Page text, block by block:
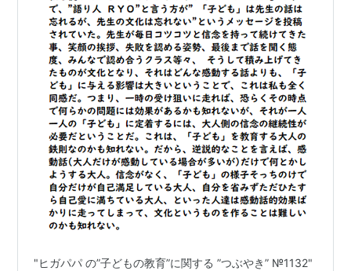
"ヒガパパ の”子どもの教育”に関する ”つぶやき” №1132"